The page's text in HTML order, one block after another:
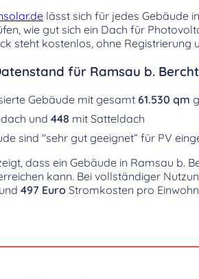
lässt sich für jedes Gebäude
wie gut sich ein Dach für
steht kostenlos, ohne Registrierung
für Ramsau b.
Gebäude mit gesamt 61.530 qm
und 448 mit Satteldach
sind "sehr gut geeignet“ für PV
dass ein Gebäude in Ramsau b.
kann. Bei vollständiger
497 Euro Stromkosten pro